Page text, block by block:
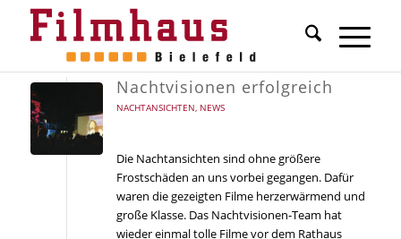
Nachtvisionen erfolgreich
NACHTANSICHTEN, NEWS
Die Nachtansichten sind ohne größere
Frostschäden an uns vorbei gegangen. Dafür
waren die gezeigten Filme herzerwärmend und
große Klasse. Das Nachtvisionen-Team hat
wieder einmal tolle Filme vor dem Rathaus